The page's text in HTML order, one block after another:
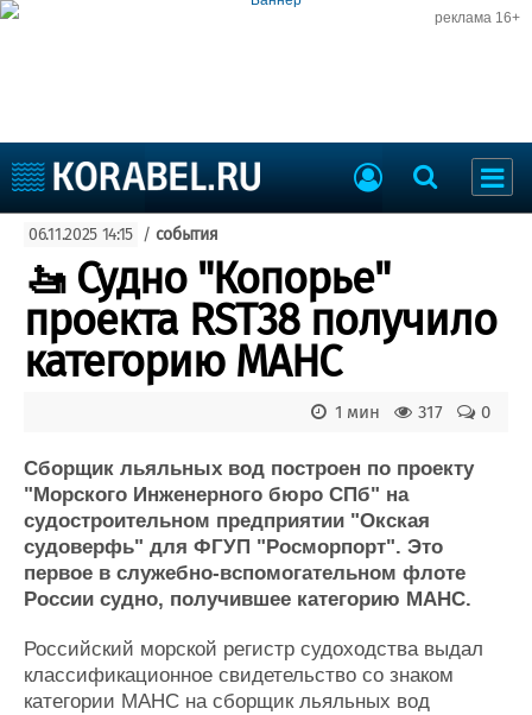
реклама 16+
Судоходство
Судоремонт
События
Пресс-релизы
Порты
Рыболовство
ВМФ
Судостроение
Пульс
Новости
Компании
Репутация
Крюинг
Журнал
Реклама
Торговая площадка
Доска объявлений
Продажа флота
Оборудование
Услуги
06.11.2025 14:15 / события
🚤 Судно "Копорье"
проекта RST38 получило
категорию МАНС
0
317
1 мин
Сборщик льяльных вод построен по проекту
"Морского Инженерного бюро СПб" на
судостроительном предприятии "Окская
судоверфь" для ФГУП "Росморпорт". Это
первое в служебно-вспомогательном флоте
России судно, получившее категорию МАНС.
Российский морской регистр судоходства выдал
классификационное свидетельство со знаком
категории МАНС на сборщик льяльных вод